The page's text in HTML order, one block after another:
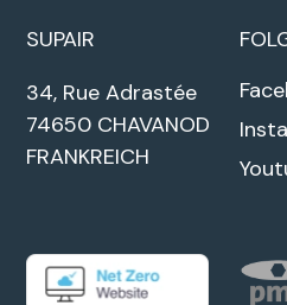
SUPAIR
34, Rue Adrastée
74650 CHAVANOD
FRANKREICH